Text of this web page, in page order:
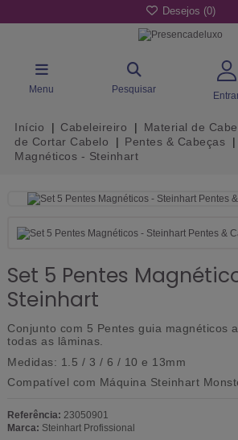
Desejos (0)
Menu Pesquisar
Início Cabeleireiro Material de
de Cortar Cabelo
Pentes & Cabeças
Magnéticos - Steinhart
Set 5 Pentes
Steinhart
Conjunto com 5 Pentes guia magnéticos
todas as lâminas.
Medidas: 1.5 / 3 / 6 / 10 e 13mm
Compatível com Máquina Steinhart
Referência: 23050901
Marca: Steinhart Profissional